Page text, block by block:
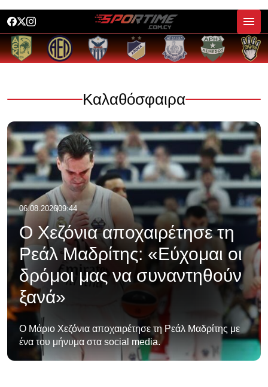
Καλαθόσφαιρα
06.08.202609:44
Ο Χεζόνια αποχαιρέτησε τη
Ρεάλ Μαδρίτης: «Εύχομαι οι
δρόμοι μας να συναντηθούν
ξανά»
Ο Μάριο Χεζόνια αποχαιρέτησε τη Ρεάλ Μαδρίτης με
ένα του μήνυμα στα social media.